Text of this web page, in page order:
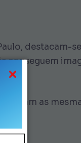
destacam-
conseguem
as